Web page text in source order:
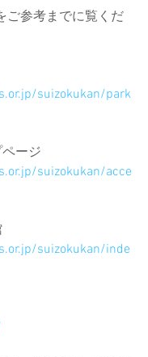
ご参考までに覧くだ
suizokukan/park
ージ
suizokukan/acce
suizokukan/inde